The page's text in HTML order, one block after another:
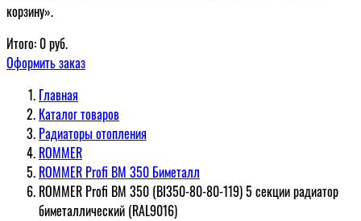
корзину».
Итого: 0руб.
Оформить заказ
Главная
Каталог товаров
Радиаторы отопления
ROMMER
ROMMER Profi BM 350 Биметалл
ROMMER Profi BM 350 (BI350-80-80-119) 5 секции радиатор
биметаллический (RAL9016)